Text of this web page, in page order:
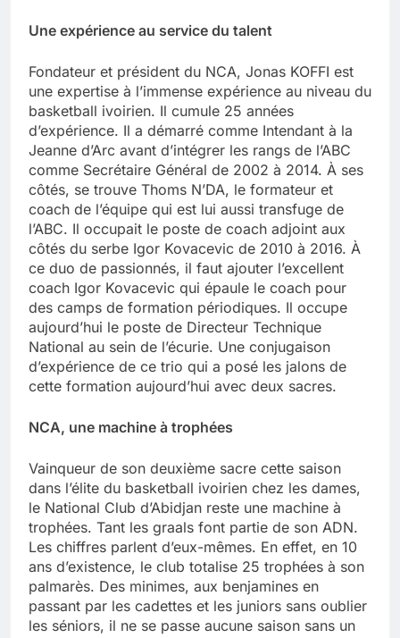
Une expérience au service du talent
Fondateur et président du NCA, Jonas KOFFI est
une expertise à l’immense expérience au niveau du
basketball ivoirien. Il cumule 25 années
d’expérience. Il a démarré comme Intendant à la
Jeanne d’Arc avant d’intégrer les rangs de l’ABC
comme Secrétaire Général de 2002 à 2014. À ses
côtés, se trouve Thoms N’DA, le formateur et
coach de l’équipe qui est lui aussi transfuge de
l’ABC. Il occupait le poste de coach adjoint aux
côtés du serbe Igor Kovacevic de 2010 à 2016. À
ce duo de passionnés, il faut ajouter l’excellent
coach Igor Kovacevic qui épaule le coach pour
des camps de formation périodiques. Il occupe
aujourd’hui le poste de Directeur Technique
National au sein de l’écurie. Une conjugaison
d’expérience de ce trio qui a posé les jalons de
cette formation aujourd’hui avec deux sacres.
NCA, une machine à trophées
Vainqueur de son deuxième sacre cette saison
dans l’élite du basketball ivoirien chez les dames,
le National Club d’Abidjan reste une machine à
trophées. Tant les graals font partie de son ADN.
Les chiffres parlent d’eux-mêmes. En effet, en 10
ans d’existence, le club totalise 25 trophées à son
palmarès. Des minimes, aux benjamines en
passant par les cadettes et les juniors sans oublier
les séniors, il ne se passe aucune saison sans un